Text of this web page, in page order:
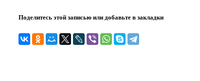
Поделитесь этой записью или добавьте в закладки